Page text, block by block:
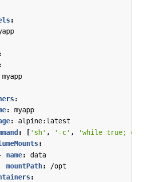
:
:
:
myapp
:
:
myapp
:
alpine:latest
: [ 'sh' , '-c' ,
'while true; do
:
name:
data
mountPath:
/opt
: